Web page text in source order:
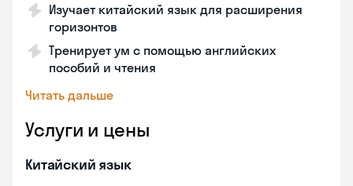
Изучает китайский язык для расширения
горизонтов
Тренирует ум с помощью английских
пособий и чтения
Читать дальше
Услуги и цены
Китайский язык